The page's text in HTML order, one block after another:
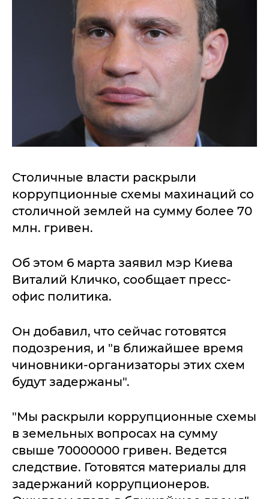
Столичные власти раскрыли
коррупционные схемы махинаций со
столичной землей на сумму более 70
млн. гривен.
Об этом 6 марта заявил мэр Киева
Виталий Кличко, сообщает пресс-
офис политика.
Он добавил, что сейчас готовятся
подозрения, и "в ближайшее время
чиновники-организаторы этих схем
будут задержаны".
"Мы раскрыли коррупционные схемы
в земельных вопросах на сумму
свыше 70000000 гривен. Ведется
следствие. Готовятся материалы для
задержаний коррупционеров.